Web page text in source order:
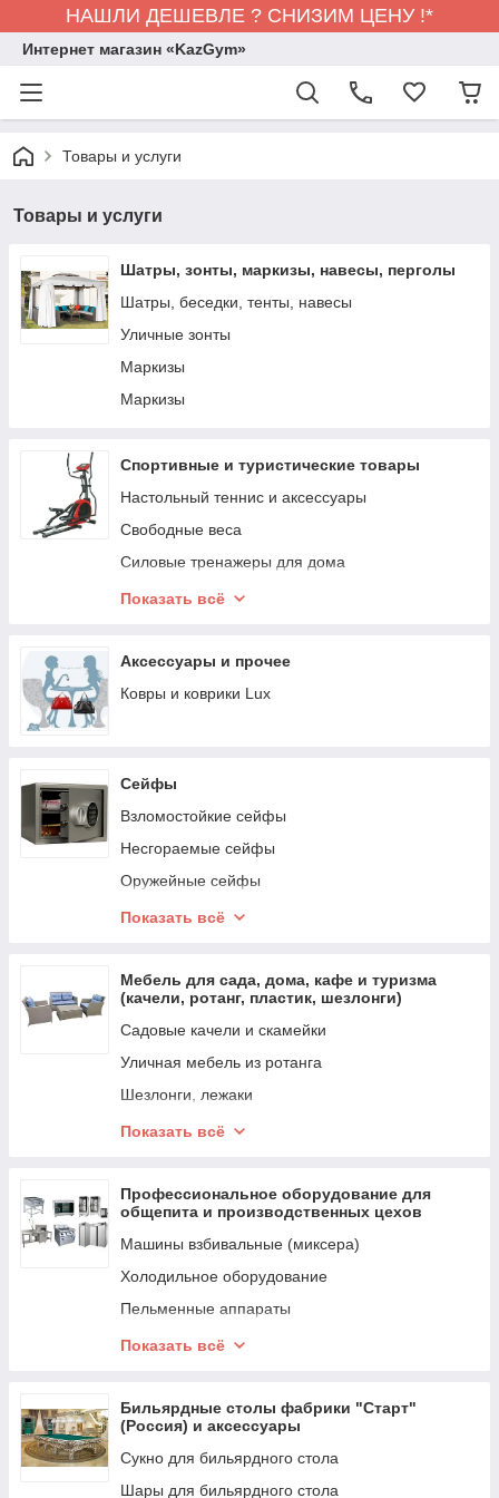
НАШЛИ ДЕШЕВЛЕ ? СНИЗИМ ЦЕНУ !*
Интернет магазин «KazGym»
Товары и услуги
Товары и услуги
Шатры, зонты, маркизы, навесы, перголы
Шатры, беседки, тенты, навесы
Уличные зонты
Маркизы
Маркизы
Спортивные и туристические товары
Настольный теннис и аксессуары
Свободные веса
Силовые тренажеры для дома
Велотренажеры, спин-байки, велоэргометры
Эллиптические тренажеры
Маты, коврики, покрытия для залов
Спортивные батуты
Баскетбол
Тренажеры профессиональные для спортивных
Степперы
Гребные тренажеры
Настольные игры
Покерные столы
Футбол
Теннис большой
Волейбол
Показать всё
Аксессуары и прочее
Ковры и коврики Lux
Сейфы
Взломостойкие сейфы
Несгораемые сейфы
Оружейные сейфы
Шкафы офисные (архивные)
Показать всё
Мебель для сада, дома, кафе и туризма
(качели, ротанг, пластик, шезлонги)
Садовые качели и скамейки
Уличная мебель из ротанга
Шезлонги, лежаки
Походная мебель для рыбалки, охоты и
Кресла, столы игровые и офисные
Офисные и рабочие столы
Походная мебель для рыбалки, охоты и
Кресла-качалки
Показать всё
Профессиональное оборудование для
общепита и производственных цехов
Машины взбивальные (миксера)
Холодильное оборудование
Пельменные аппараты
Расстоечные шкафы и камеры
Кипятильники и термосы
Оборудование для переработки мяса
Столы, полки, ванны из нержавейки
Показать всё
Бильярдные столы фабрики "Cтарт"
(Россия) и аксессуары
Cукно для бильярдного стола
Шары для бильярдного стола